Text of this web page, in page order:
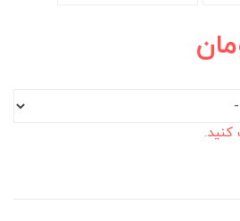
کنید.